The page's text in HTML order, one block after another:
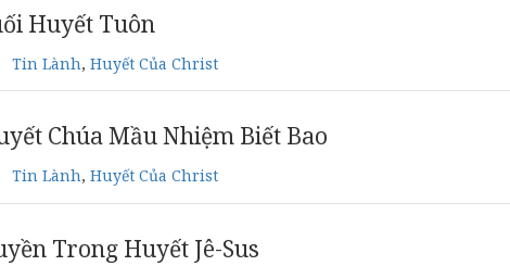
Huyết Tuôn
Tin Lành, Huyết Của Christ
Chúa Mầu Nhiệm Biết Bao
Tin Lành, Huyết Của Christ
Trong Huyết Jê-Sus